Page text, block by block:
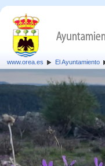
www.orea.es El Ayuntamiento